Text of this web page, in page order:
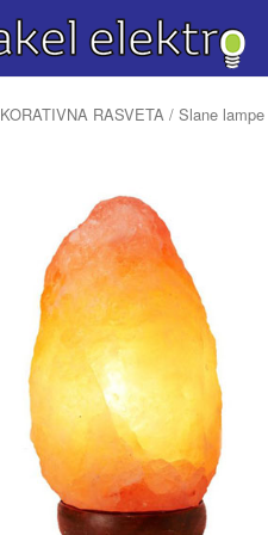
RASVETA / Slane lampe